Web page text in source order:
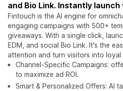
and Bio Link. Instantly
Fintouch is the AI engine for
engaging campaigns with 500+
giveaways. With a single click,
EDM, and social Bio Link. It's the
attention and turn visitors into loyal
Channel-Specific Campaigns:
to maximize ad ROI.
Smart & Personalized Offers: AI